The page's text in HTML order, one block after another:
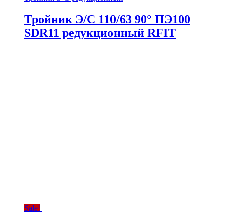
Тройник Э/С 110/63 90° ПЭ100
SDR11 редукционный RFIT
Sale!